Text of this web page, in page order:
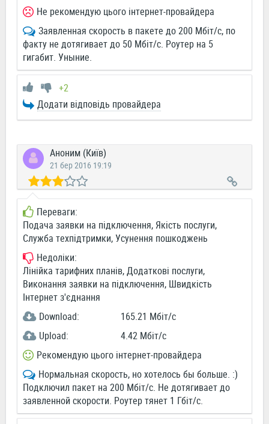
Не рекомендую цього інтернет-провайдера
Заявленная скорость в пакете до 200 Мбіт/с, по
факту не дотягивает до 50 Мбіт/с. Роутер на 5
гигабит. Уныние.
+2
Додати відповідь провайдера
Аноним (Київ)
21 бер 2016 19:19
Переваги:
Подача заявки на підключення, Якість послуги,
Служба техпідтримки, Усунення пошкоджень
Недоліки:
Лінійка тарифних планів, Додаткові послуги,
Виконання заявки на підключення, Швидкість
Інтернет з'єднання
Download:
165.21 Мбіт/c
Upload:
4.42 Мбіт/c
Рекомендую цього інтернет-провайдера
Нормальная скорость, но хотелось бы больше. :)
Подключил пакет на 200 Мбіт/с. Не дотягивает до
заявленной скорости. Роутер тянет 1 Гбіт/с.